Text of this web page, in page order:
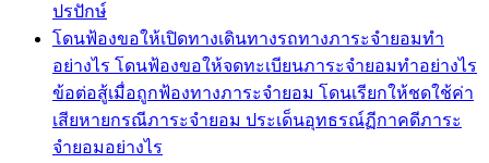
ปรปักษ์
โดนฟ้องขอให้เปิดทางเดินทางรถทางภาระจำยอมทำ
อย่างไร โดนฟ้องขอให้จดทะเบียนภาระจำยอมทำอย่างไร
ข้อต่อสู้เมื่อถูกฟ้องทางภาระจำยอม โดนเรียกให้ชดใช้ค่า
เสียหายกรณีภาระจำยอม ประเด็นอุทธรณ์ฏีกาคดีภาระ
จำยอมอย่างไร